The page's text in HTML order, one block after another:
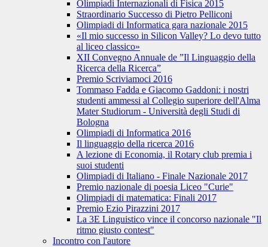
Olimpiadi Internazionali di Fisica 2015
Straordinario Successo di Pietro Pelliconi
Olimpiadi di Informatica gara nazionale 2015
«Il mio successo in Silicon Valley? Lo devo tutto
al liceo classico»
XII Convegno Annuale de ”Il Linguaggio della
Ricerca della Ricerca”
Premio Scriviamoci 2016
Tommaso Fadda e Giacomo Gaddoni: i nostri
studenti ammessi al Collegio superiore dell'Alma
Mater Studiorum - Università degli Studi di
Bologna
Olimpiadi di Informatica 2016
Il linguaggio della ricerca 2016
A lezione di Economia, il Rotary club premia i
suoi studenti
Olimpiadi di Italiano - Finale Nazionale 2017
Premio nazionale di poesia Liceo "Curie"
Olimpiadi di matematica: Finali 2017
Premio Ezio Pirazzini 2017
La 3E Linguistico vince il concorso nazionale "Il
ritmo giusto contest"
Incontro con l'autore